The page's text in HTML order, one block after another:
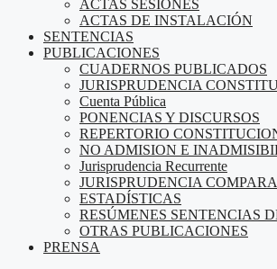
ACTAS SESIONES
ACTAS DE INSTALACIÓN
SENTENCIAS
PUBLICACIONES
CUADERNOS PUBLICADOS
JURISPRUDENCIA
Cuenta Pública
PONENCIAS Y DISCURSOS
REPERTORIO
NO ADMISION E
Jurisprudencia Recurrente
JURISPRUDENCIA
ESTADÍSTICAS
RESÚMENES SENTENCIAS
OTRAS PUBLICACIONES
PRENSA